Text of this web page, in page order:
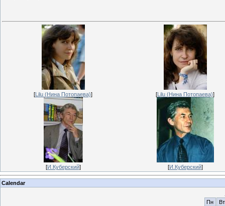
[Lilu (Нина Потопаева)] [Lilu (Нина Потопаева)]
[И.Куберский] [И.Куберский]
Calendar
Пн
Вт